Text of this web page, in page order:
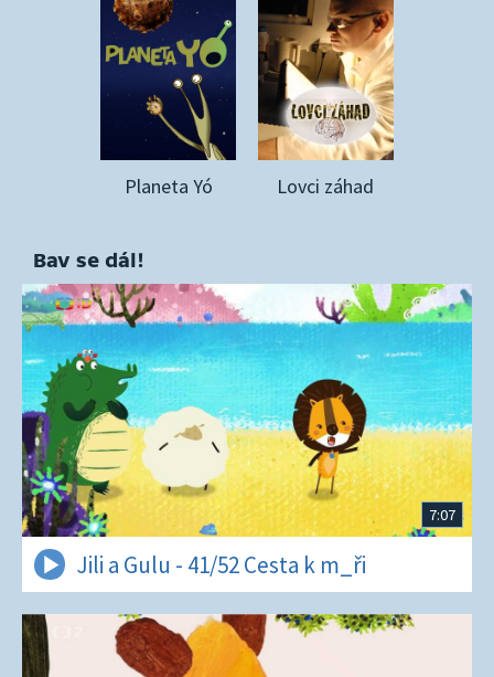
Planeta Yó Lovci záhad
Bav se dál!
7:07
Jili a Gulu - 41/52 Cesta k m_ři